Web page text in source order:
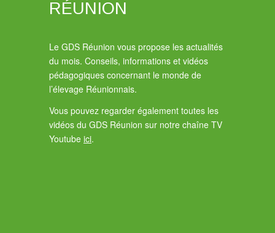
RÉUNION
Le GDS Réunion vous propose les actualités
du mois. Conseils, informations et vidéos
pédagogiques concernant le monde de
l’élevage Réunionnais.
Vous pouvez regarder également toutes les
vidéos du GDS Réunion sur notre chaîne TV
Youtube ici.